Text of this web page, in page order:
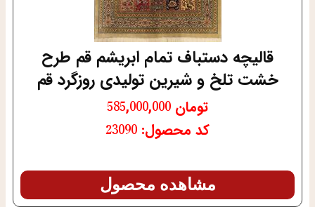
قالیچه دستباف تمام ابریشم قم طرح
خشت تلخ و شیرین تولیدی روزگرد قم
تومان
کد محصول: 23090
مشاهده محصول